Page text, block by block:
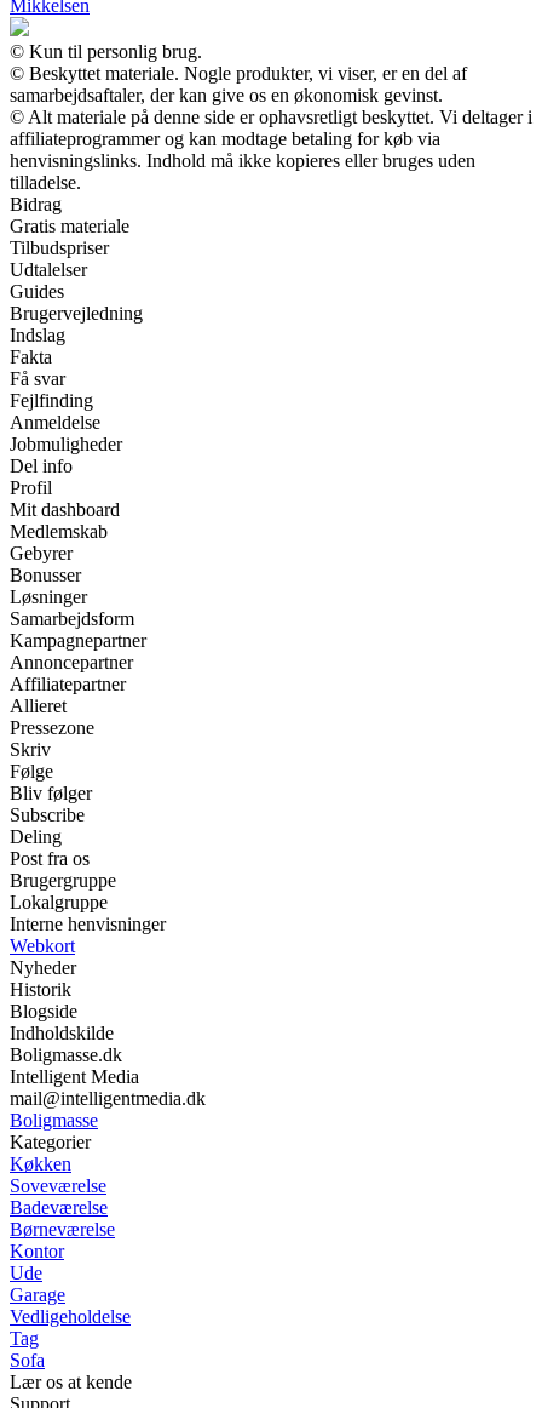
Mikkelsen
© Kun til personlig brug.
© Beskyttet materiale. Nogle produkter, vi viser, er en del af
samarbejdsaftaler, der kan give os en økonomisk gevinst.
© Alt materiale på denne side er ophavsretligt beskyttet. Vi deltager i
affiliateprogrammer og kan modtage betaling for køb via
henvisningslinks. Indhold må ikke kopieres eller bruges uden
tilladelse.
Bidrag
Gratis materiale
Tilbudspriser
Udtalelser
Guides
Brugervejledning
Indslag
Fakta
Få svar
Fejlfinding
Anmeldelse
Jobmuligheder
Del info
Profil
Mit dashboard
Medlemskab
Gebyrer
Bonusser
Løsninger
Samarbejdsform
Kampagnepartner
Annoncepartner
Affiliatepartner
Allieret
Pressezone
Skriv
Følge
Bliv følger
Subscribe
Deling
Post fra os
Brugergruppe
Lokalgruppe
Interne henvisninger
Webkort
Nyheder
Historik
Blogside
Indholdskilde
Boligmasse.dk
Intelligent Media
mail@intelligentmedia.dk
Boligmasse
Kategorier
Køkken
Soveværelse
Badeværelse
Børneværelse
Kontor
Ude
Garage
Vedligeholdelse
Tag
Sofa
Lær os at kende